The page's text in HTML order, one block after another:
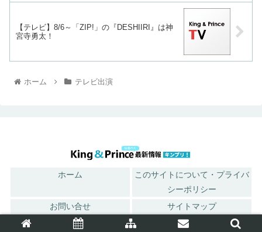
【テレビ】8/6～「ZIP!」の『DESHIIRI』は神
宮寺勇太！
ホーム テレビ出演
ホーム
このサイトについて・プライバ
シーポリシー
お問い合せ
サイトマップ
© 2018 King ＆ Princeなるべく最新情報キンプリ！.